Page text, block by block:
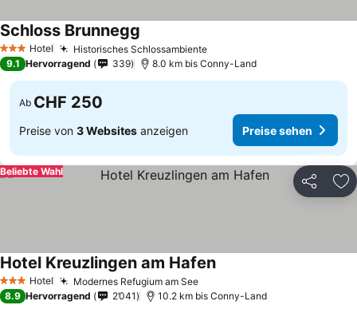
3 SterneHotel Historisches SchlossambientePreise sehen
Schloss Brunnegg
9.1 Hervorragend 339 8.0 km bis Conny-Land
Ab CHF 250
Preise von 3 Websites anzeigen Preise sehen
Teilen
Beliebte Wahl
3 SterneHotel Modernes Refugium am SeePreise sehen
Hotel Kreuzlingen am HafenPreise sehen
8.9 Hervorragend 2’041 10.2 km bis Conny-Land